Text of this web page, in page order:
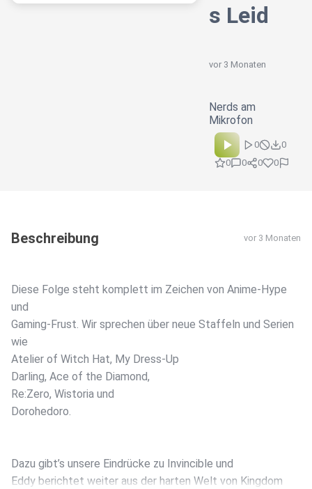
s Leid
vor 3 Monaten
Nerds am
Mikrofon
0
0
0
0 0 0
Beschreibung vor 3 Monaten
Diese Folge steht komplett im Zeichen von Anime-Hype
und
Gaming-Frust. Wir sprechen über neue Staffeln und Serien
wie
Atelier of Witch Hat, My Dress-Up
Darling, Ace of the Diamond,
Re:Zero, Wistoria und
Dorohedoro.
Dazu gibt’s unsere Eindrücke zu Invincible und
Eddy berichtet weiter aus der harten Welt von Kingdom